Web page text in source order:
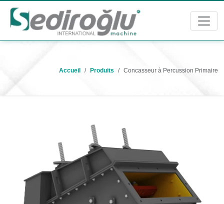
Accueil Produits Concasseur à Percussion Primaire